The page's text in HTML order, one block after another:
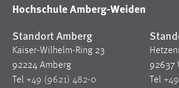
Hochschule Amberg-Weiden
Standort Amberg
Kaiser-Wilhelm-Ring 23
92224 Amberg
Tel +49 (9621) 482-0
92637
Tel
Sie tun dies, indem sie Besucher
Google Ads
Name: